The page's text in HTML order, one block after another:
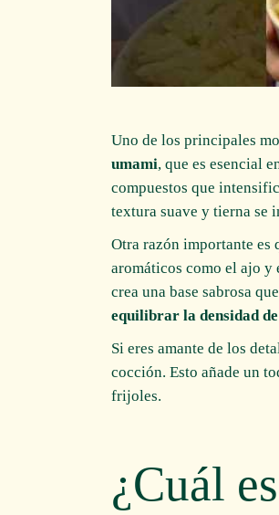
Uno de los principales
umami, que es esencial
compuestos que
textura suave y tierna se
Otra razón importante es
aromáticos como el ajo y
crea una base sabrosa
equilibrar la densidad
Si eres amante de los
cocción. Esto añade un
frijoles.
¿Cuál